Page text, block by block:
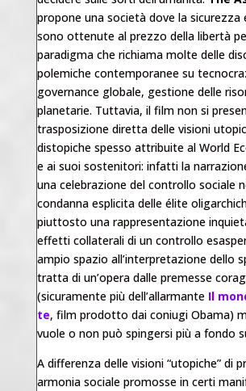
propone una società dove la sicurezza
sono ottenute al prezzo della libertà
paradigma che richiama molte delle
polemiche contemporanee su
governance globale, gestione delle
planetarie. Tuttavia, il film non si
trasposizione diretta delle visioni
distopiche spesso attribuite al World
e ai suoi sostenitori: infatti la
una celebrazione del controllo sociale
condanna esplicita delle élite
piuttosto una rappresentazione
effetti collaterali di un controllo
ampio spazio all’interpretazione dello
tratta di un’opera dalle premesse
(sicuramente più dell’allarmante Il
te, film prodotto dai coniugi Obama)
vuole o non può spingersi più a fondo
A differenza delle visioni “utopiche” di
armonia sociale promosse in certi